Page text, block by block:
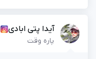
آیدا پتی ابادی
پاره وقت